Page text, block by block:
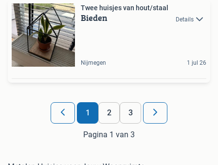
Twee huisjes van hout/staal
Bieden Details
Nijmegen 1 jul 26
1 2 3
Pagina 1 van 3